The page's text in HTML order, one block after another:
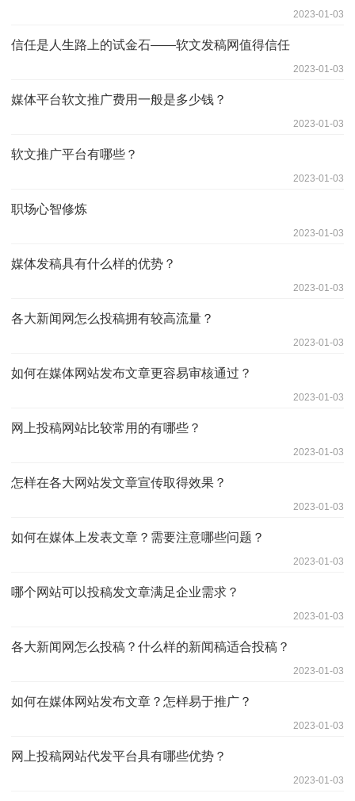
2023-01-03
信任是人生路上的试金石——软文发稿网值得信任
2023-01-03
媒体平台软文推广费用一般是多少钱？
2023-01-03
软文推广平台有哪些？
2023-01-03
职场心智修炼
2023-01-03
媒体发稿具有什么样的优势？
2023-01-03
各大新闻网怎么投稿拥有较高流量？
2023-01-03
如何在媒体网站发布文章更容易审核通过？
2023-01-03
网上投稿网站比较常用的有哪些？
2023-01-03
怎样在各大网站发文章宣传取得效果？
2023-01-03
如何在媒体上发表文章？需要注意哪些问题？
2023-01-03
哪个网站可以投稿发文章满足企业需求？
2023-01-03
各大新闻网怎么投稿？什么样的新闻稿适合投稿？
2023-01-03
如何在媒体网站发布文章？怎样易于推广？
2023-01-03
网上投稿网站代发平台具有哪些优势？
2023-01-03